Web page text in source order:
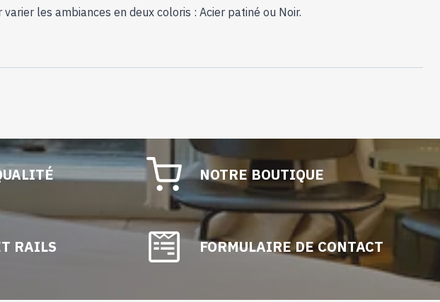
les ambiances en deux coloris : Acier patiné ou Noir.
RAILS
NOTRE BOUTIQUE
FORMULAIRE DE CONTACT